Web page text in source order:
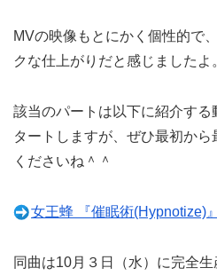
MVの映像もとにかく個性的で
クな仕上がりだと感じましたよ
該当のパートは以下に紹介す
タートしますが、ぜひ最初か
くださいね＾＾
女王蜂 『催眠術(Hypnotize)
同曲は10月３日（水）に完全